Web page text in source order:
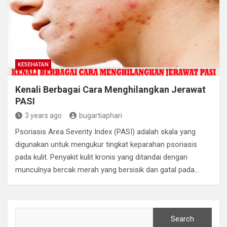
KESEHATAN
Kenali Berbagai Cara Menghilangkan Jerawat
PASI
3 years ago bugartiaphari
Psoriasis Area Severity Index (PASI) adalah skala yang
digunakan untuk mengukur tingkat keparahan psoriasis
pada kulit. Penyakit kulit kronis yang ditandai dengan
munculnya bercak merah yang bersisik dan gatal pada…
Search